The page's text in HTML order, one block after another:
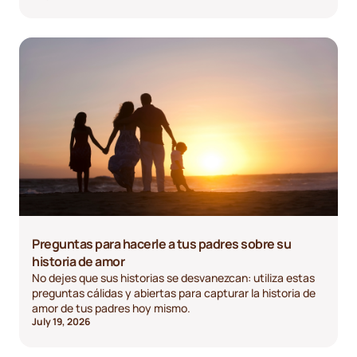
Preguntas para hacerle a tus padres sobre su
historia de amor
No dejes que sus historias se desvanezcan: utiliza estas
preguntas cálidas y abiertas para capturar la historia de
amor de tus padres hoy mismo.
July 19, 2026